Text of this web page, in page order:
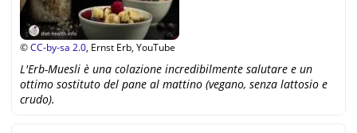
©CC-by-sa 2.0, Ernst Erb, YouTube
L'Erb-Muesli è una colazione incredibilmente salutare e un
ottimo sostituto del pane al mattino (vegano, senza lattosio e
crudo).